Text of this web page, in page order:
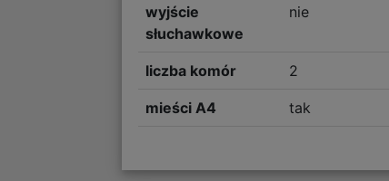
wyjście
słuchawkowe
nie
liczba komór 2
mieści A4 tak